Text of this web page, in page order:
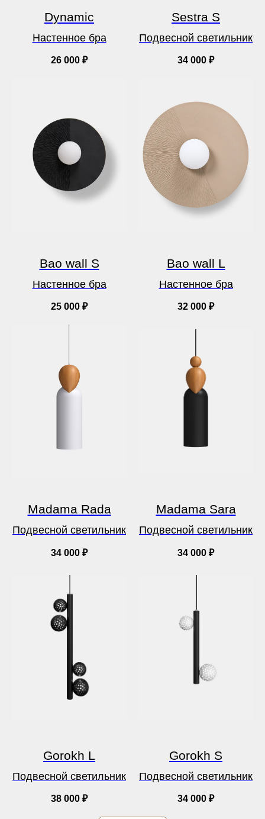
Dynamic
Настенное бра
26 000 ₽
Sestra S
Подвесной светильник
34 000 ₽
Bao wall S
Настенное бра
25 000 ₽
Bao wall L
Настенное бра
32 000 ₽
Madama Rada
Подвесной светильник
34 000 ₽
Madama Sara
Подвесной светильник
34 000 ₽
Gorokh L
Подвесной светильник
38 000 ₽
Gorokh S
Подвесной светильник
34 000 ₽